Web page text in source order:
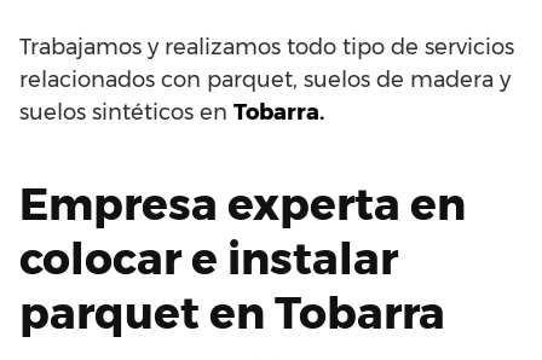
Trabajamos y realizamos todo tipo de servicios
relacionados con parquet, suelos de madera y
suelos sintéticos en Tobarra.
Empresa experta en
colocar e instalar
parquet en Tobarra